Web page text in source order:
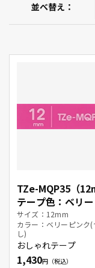
並べ替え
TZe-MQP35（
テープ色：ベリ
(つや消し) / 白文字
サイズ：12mm
カラー：ベリーピンク(
し)
おしゃれテープ
1,430